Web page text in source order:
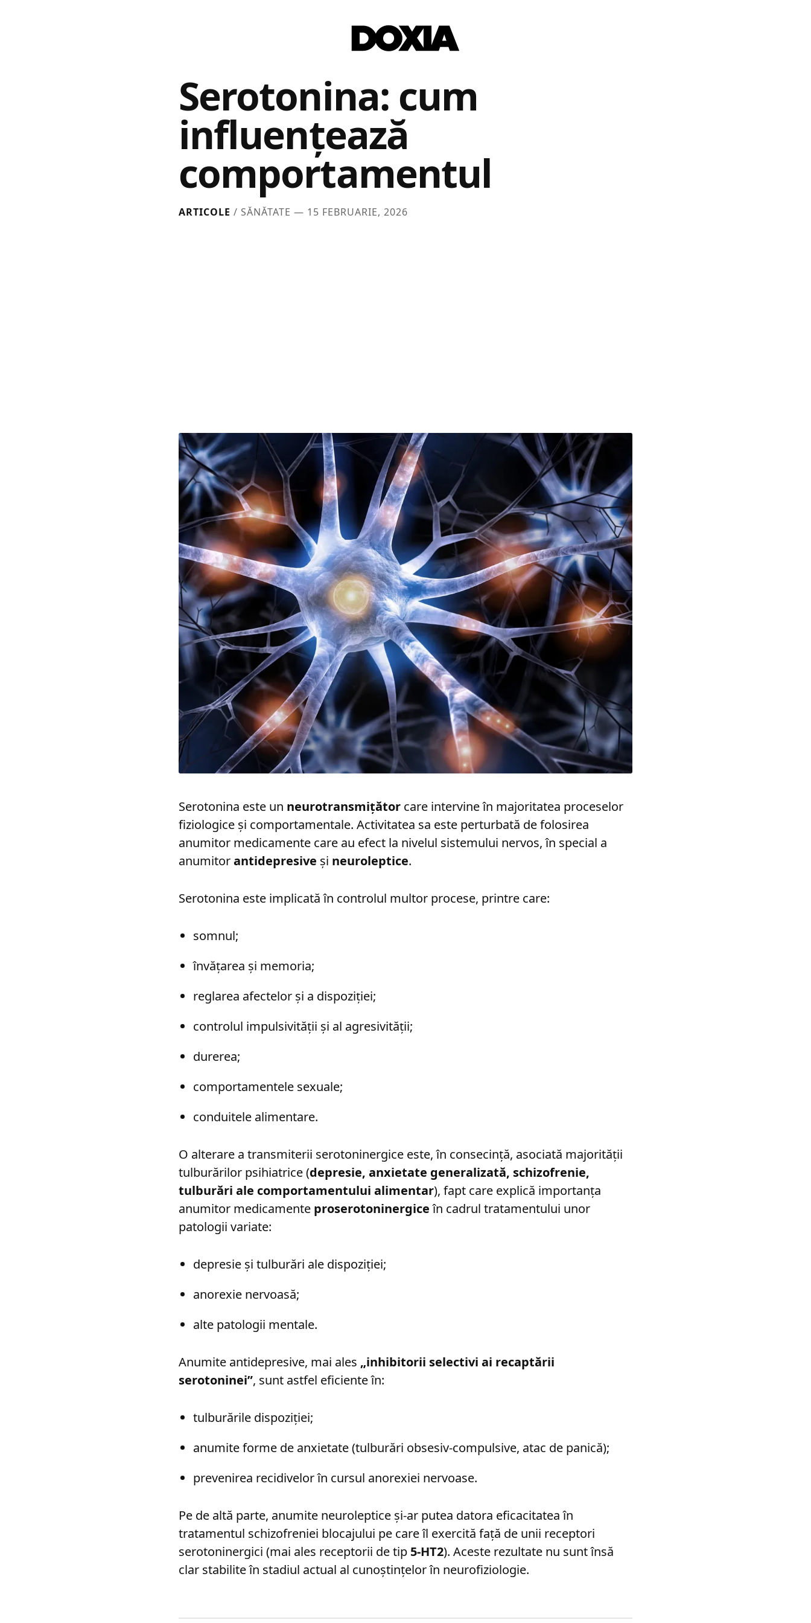
Serotonina: cum
influențează
comportamentul
ARTICOLE / SĂNĂTATE — 15 FEBRUARIE, 2026
Serotonina este un neurotransmițător care intervine în majoritatea proceselor
fiziologice și comportamentale. Activitatea sa este perturbată de folosirea
anumitor medicamente care au efect la nivelul sistemului nervos, în special a
anumitorantidepresive și neuroleptice.
Serotonina este implicată în controlul multor procese, printre care:
somnul;
învățarea și memoria;
reglarea afectelor și a dispoziției;
controlul impulsivității și al agresivității;
durerea;
comportamentele sexuale;
conduitele alimentare.
O alterare a transmiterii serotoninergice este, în consecință, asociată majorității
tulburărilor psihiatrice (depresie, anxietate generalizată, schizofrenie,
tulburări ale comportamentului alimentar), fapt care explică importanța
anumitor medicamente proserotoninergiceîn cadrul tratamentului unor
patologii variate:
depresie și tulburări ale dispoziției;
anorexie nervoasă;
alte patologii mentale.
Anumite antidepresive, mai ales „inhibitorii selectivi ai recaptării
serotoninei”, sunt astfel eficiente în:
tulburările dispoziției;
anumite forme de anxietate (tulburări obsesiv-compulsive, atac de panică);
prevenirea recidivelor în cursul anorexiei nervoase.
Pe de altă parte, anumite neuroleptice și-ar putea datora eficacitatea în
tratamentul schizofreniei blocajului pe care îl exercită față de unii receptori
serotoninergici (mai ales receptorii de tip 5-HT2). Aceste rezultate nu sunt însă
clar stabilite în stadiul actual al cunoștințelor în neurofiziologie.